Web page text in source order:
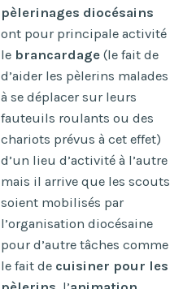
pèlerinages diocésains
ont pour principale activité
le brancardage (le fait de
d’aider les pèlerins malades
à se déplacer sur leurs
fauteuils roulants ou des
chariots prévus à cet effet)
d’un lieu d’activité à l’autre
mais il arrive que les scouts
soient mobilisés par
l’organisation diocésaine
pour d’autre tâches comme
le fait de cuisiner pour les